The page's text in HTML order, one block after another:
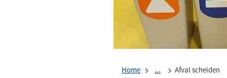
Home ... Afval scheiden